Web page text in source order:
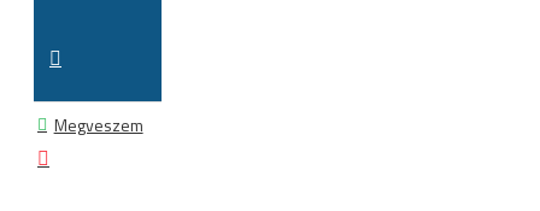
Megveszem